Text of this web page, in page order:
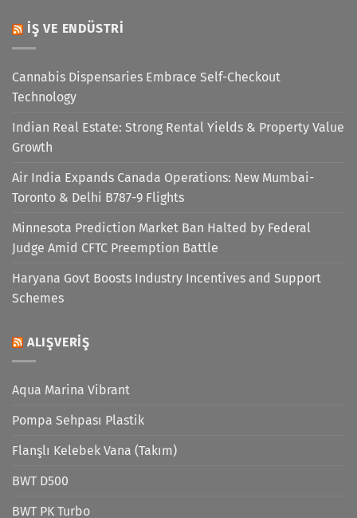
İŞ VE ENDÜSTRI
Cannabis Dispensaries Embrace Self-Checkout
Technology
Indian Real Estate: Strong Rental Yields & Property Value
Growth
Air India Expands Canada Operations: New Mumbai-
Toronto & Delhi B787-9 Flights
Minnesota Prediction Market Ban Halted by Federal
Judge Amid CFTC Preemption Battle
Haryana Govt Boosts Industry Incentives and Support
Schemes
ALIŞVERIŞ
Aqua Marina Vibrant
Pompa Sehpası Plastik
Flanşlı Kelebek Vana (Takım)
BWT D500
BWT PK Turbo